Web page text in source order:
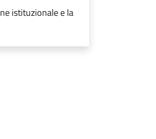
istituzionale e la